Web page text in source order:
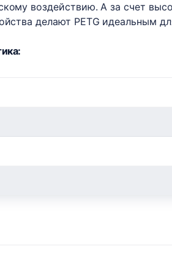
воздействию. А за счет
делают PETG идеальным